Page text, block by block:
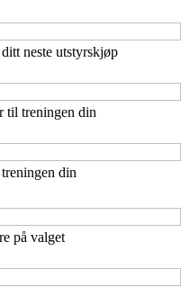
neste utstyrskjøp
til treningen din
din
på valget